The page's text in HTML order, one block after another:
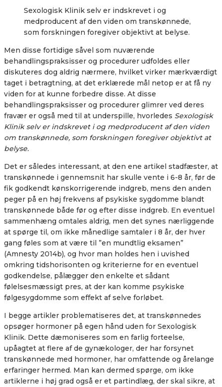
Sexologisk Klinik selv er indskrevet i og
medproducent af den viden om transkønnede,
som forskningen foregiver objektivt at belyse.
Men disse fortidige såvel som nuværende
behandlingspraksisser og procedurer udfoldes eller
diskuteres dog aldrig nærmere, hvilket virker mærkværdigt
taget i betragtning, at det erklærede mål netop er at få ny
viden for at kunne forbedre disse. At disse
behandlingspraksisser og procedurer glimrer ved deres
fravær er også med til at underspille, hvorledes Sexologisk
Klinik selv er indskrevet i og medproducent af den viden
om transkønnede, som forskningen foregiver objektivt at
belyse.
Det er således interessant, at den ene artikel stadfæster, at
transkønnede i gennemsnit har skulle vente i 6-8 år, før de
fik godkendt kønskorrigerende indgreb, mens den anden
peger på en høj frekvens af psykiske sygdomme blandt
transkønnede både før og efter disse indgreb. En eventuel
sammenhæng omtales aldrig, men det synes nærliggende
at spørge til, om ikke månedlige samtaler i 8 år, der hver
gang føles som at være til ”en mundtlig eksamen”
(Amnesty 2014b), og hvor man holdes hen i uvished
omkring tidshorisonten og kriterierne for en eventuel
godkendelse, pålægger den enkelte et sådant
følelsesmæssigt pres, at der kan komme psykiske
følgesygdomme som effekt af selve forløbet.
I begge artikler problematiseres det, at transkønnedes
opsøger hormoner på egen hånd uden for Sexologisk
Klinik. Dette dæmoniseres som en farlig forteelse,
upåagtet at flere af de gynækologer, der har forsynet
transkønnede med hormoner, har omfattende og årelange
erfaringer hermed. Man kan dermed spørge, om ikke
artiklerne i høj grad også er et partindlæg, der skal sikre, at